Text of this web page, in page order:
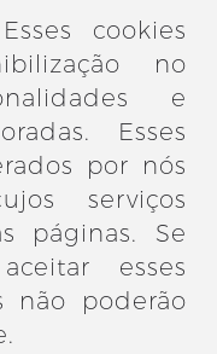
Esses cookies
no
e
Esses
por nós
serviços
páginas. Se
esses
não poderão